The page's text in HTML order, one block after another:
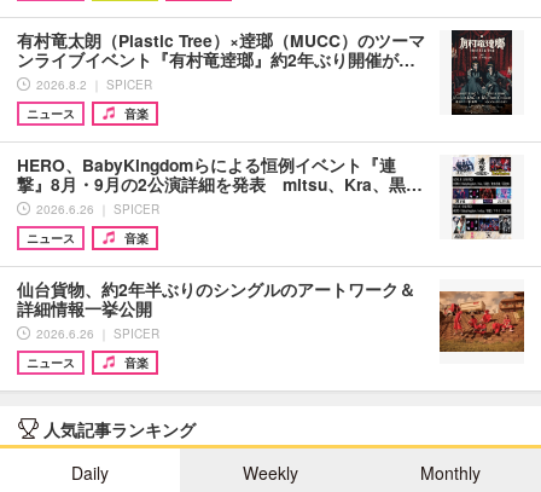
有村竜太朗（Plastic Tree）×逹瑯（MUCC）のツーマ
ンライブイベント『有村竜逹瑯』約2年ぶり開催が…
2026.8.2 ｜ SPICER
ニュース
音楽
HERO、BabyKingdomらによる恒例イベント『連
撃』8月・9月の2公演詳細を発表 mitsu、Kra、黒…
2026.6.26 ｜ SPICER
ニュース
音楽
仙台貨物、約2年半ぶりのシングルのアートワーク＆
詳細情報一挙公開
2026.6.26 ｜ SPICER
ニュース
音楽
人気記事ランキング
Daily
Weekly Monthly